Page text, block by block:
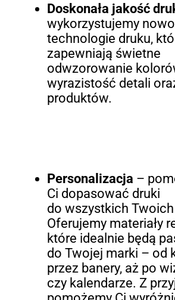
Doskonała jakość
wykorzystujemy
technologie druku,
zapewniają świetne
odwzorowanie
wyrazistość detali
produktów.
Personalizacja –
Ci dopasować druki
do wszystkich
Oferujemy materiały
które idealnie będą
do Twojej marki – od
przez banery, aż po
czy kalendarze. Z